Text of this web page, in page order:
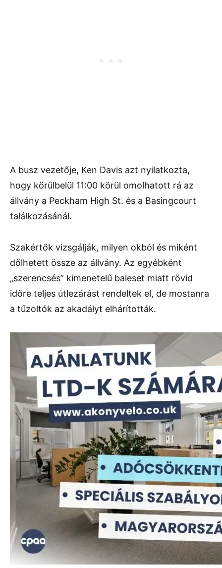
A busz vezetője, Ken Davis azt nyilatkozta,
hogy körülbelül 11:00 körül omolhatott rá az
állvány a Peckham High St. és a Basingcourt
találkozásánál.
Szakértők vizsgálják, milyen okból és miként
dőlhetett össze az állvány. Az egyébként
„szerencsés” kimenetelű baleset miatt rövid
időre teljes útlezárást rendeltek el, de mostanra
a tűzoltók az akadályt elhárították.